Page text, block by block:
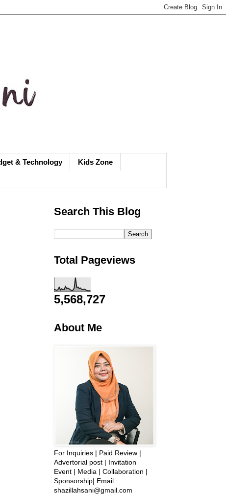
& Technology Kids Zone
Search This Blog
Total Pageviews
5,568,727
About Me
For Inquiries | Paid Review |
Advertorial post | Invitation
Event | Media | Collaboration |
Sponsorship| Email :
shazillahsani@gmail.com